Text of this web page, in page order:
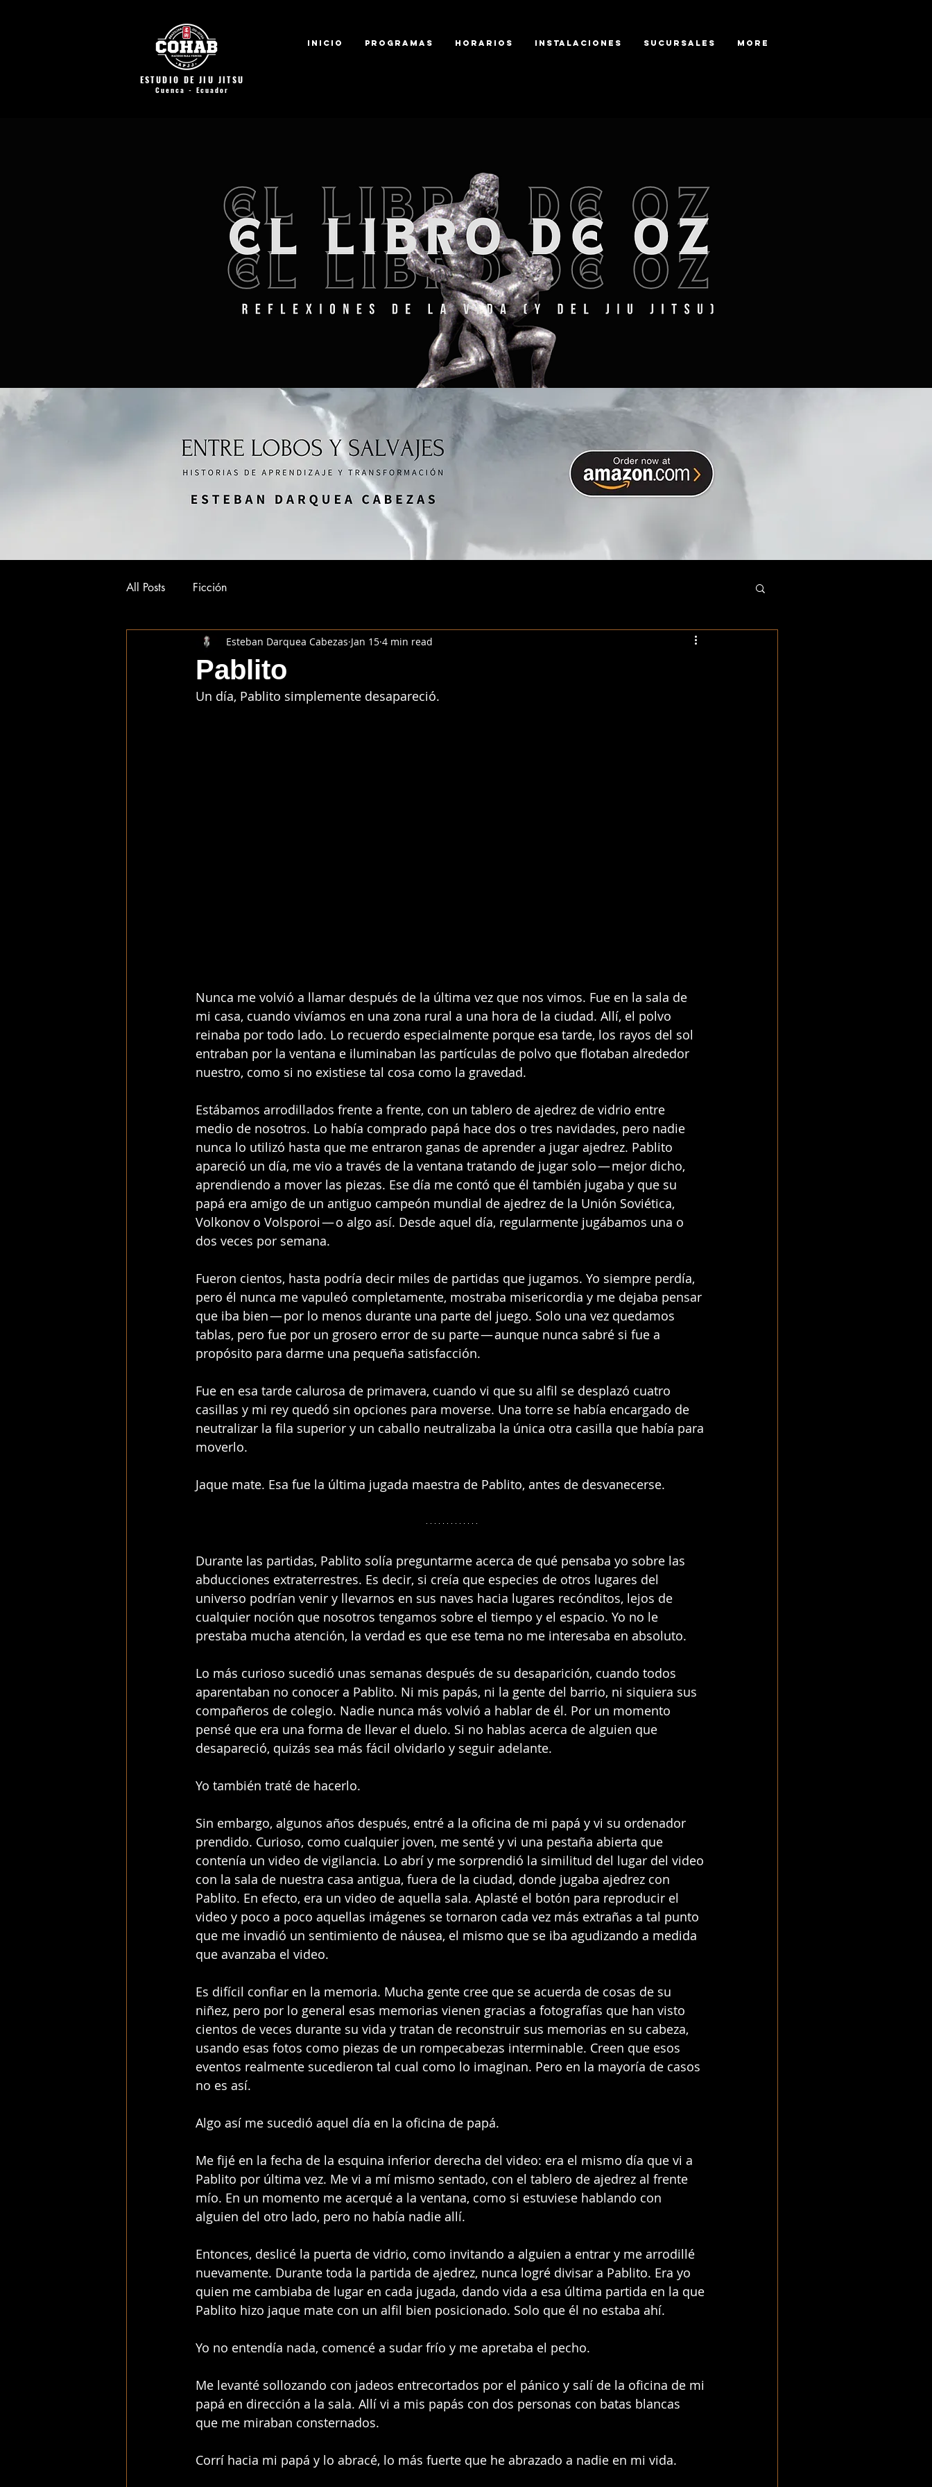
Inicio Programas Horarios Instalaciones Sucursales More
ESTUDIO DE JIU JITSU
Cuenca - Ecuador
All Posts Ficción
Pablito
Esteban Darquea Cabezas Jan 15 4 min read
Un día, Pablito simplemente desapareció.
Nunca me volvió a llamar después de la última vez que nos vimos. Fue en la sala de
mi casa, cuando vivíamos en una zona rural a una hora de la ciudad. Allí, el polvo
reinaba por todo lado. Lo recuerdo especialmente porque esa tarde, los rayos del sol
entraban por la ventana e iluminaban las partículas de polvo que flotaban alrededor
nuestro, como si no existiese tal cosa como la gravedad.
Estábamos arrodillados frente a frente, con un tablero de ajedrez de vidrio entre
medio de nosotros. Lo había comprado papá hace dos o tres navidades, pero nadie
nunca lo utilizó hasta que me entraron ganas de aprender a jugar ajedrez. Pablito
apareció un día, me vio a través de la ventana tratando de jugar solo — mejor dicho,
aprendiendo a mover las piezas. Ese día me contó que él también jugaba y que su
papá era amigo de un antiguo campeón mundial de ajedrez de la Unión Soviética,
Volkonov o Volsporoi — o algo así. Desde aquel día, regularmente jugábamos una o
dos veces por semana.
Fueron cientos, hasta podría decir miles de partidas que jugamos. Yo siempre perdía,
pero él nunca me vapuleó completamente, mostraba misericordia y me dejaba pensar
que iba bien — por lo menos durante una parte del juego. Solo una vez quedamos
tablas, pero fue por un grosero error de su parte — aunque nunca sabré si fue a
propósito para darme una pequeña satisfacción.
Fue en esa tarde calurosa de primavera, cuando vi que su alfil se desplazó cuatro
casillas y mi rey quedó sin opciones para moverse. Una torre se había encargado de
neutralizar la fila superior y un caballo neutralizaba la única otra casilla que había para
moverlo.
Jaque mate. Esa fue la última jugada maestra de Pablito, antes de desvanecerse.
Durante las partidas, Pablito solía preguntarme acerca de qué pensaba yo sobre las
abducciones extraterrestres. Es decir, si creía que especies de otros lugares del
universo podrían venir y llevarnos en sus naves hacia lugares recónditos, lejos de
cualquier noción que nosotros tengamos sobre el tiempo y el espacio. Yo no le
prestaba mucha atención, la verdad es que ese tema no me interesaba en absoluto.
Lo más curioso sucedió unas semanas después de su desaparición, cuando todos
aparentaban no conocer a Pablito. Ni mis papás, ni la gente del barrio, ni siquiera sus
compañeros de colegio. Nadie nunca más volvió a hablar de él. Por un momento
pensé que era una forma de llevar el duelo. Si no hablas acerca de alguien que
desapareció, quizás sea más fácil olvidarlo y seguir adelante.
Yo también traté de hacerlo.
Sin embargo, algunos años después, entré a la oficina de mi papá y vi su ordenador
prendido. Curioso, como cualquier joven, me senté y vi una pestaña abierta que
contenía un video de vigilancia. Lo abrí y me sorprendió la similitud del lugar del video
con la sala de nuestra casa antigua, fuera de la ciudad, donde jugaba ajedrez con
Pablito. En efecto, era un video de aquella sala. Aplasté el botón para reproducir el
video y poco a poco aquellas imágenes se tornaron cada vez más extrañas a tal punto
que me invadió un sentimiento de náusea, el mismo que se iba agudizando a medida
que avanzaba el video.
Es difícil confiar en la memoria. Mucha gente cree que se acuerda de cosas de su
niñez, pero por lo general esas memorias vienen gracias a fotografías que han visto
cientos de veces durante su vida y tratan de reconstruir sus memorias en su cabeza,
usando esas fotos como piezas de un rompecabezas interminable. Creen que esos
eventos realmente sucedieron tal cual como lo imaginan. Pero en la mayoría de casos
no es así.
Algo así me sucedió aquel día en la oficina de papá.
Me fijé en la fecha de la esquina inferior derecha del video: era el mismo día que vi a
Pablito por última vez. Me vi a mí mismo sentado, con el tablero de ajedrez al frente
mío. En un momento me acerqué a la ventana, como si estuviese hablando con
alguien del otro lado, pero no había nadie allí.
Entonces, deslicé la puerta de vidrio, como invitando a alguien a entrar y me arrodillé
nuevamente. Durante toda la partida de ajedrez, nunca logré divisar a Pablito. Era yo
quien me cambiaba de lugar en cada jugada, dando vida a esa última partida en la que
Pablito hizo jaque mate con un alfil bien posicionado. Solo que él no estaba ahí.
Yo no entendía nada, comencé a sudar frío y me apretaba el pecho.
Me levanté sollozando con jadeos entrecortados por el pánico y salí de la oficina de mi
papá en dirección a la sala. Allí vi a mis papás con dos personas con batas blancas
que me miraban consternados.
Corrí hacia mi papá y lo abracé, lo más fuerte que he abrazado a nadie en mi vida.